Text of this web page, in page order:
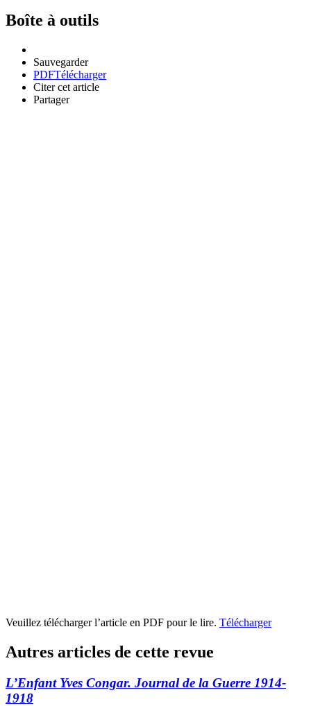
Boîte à outils
Sauvegarder
PDFTélécharger
Citer cet article
Partager
Veuillez télécharger l’article en PDF pour le lire. Télécharger
Autres articles de cette revue
L’Enfant Yves Congar. Journal de la Guerre 1914-
1918